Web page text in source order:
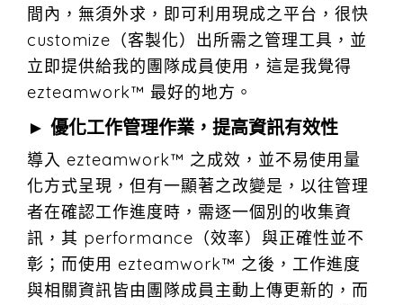
間內，無須外求，即可利用現成之平台，很快
customize（客製化）出所需之管理工具，並
立即提供給我的團隊成員使用，這是我覺得
ezteamwork™ 最好的地方。
► 優化工作管理作業，提高資訊有效性
導入 ezteamwork™ 之成效，並不易使用量
化方式呈現，但有一顯著之改變是，以往管理
者在確認工作進度時，需逐一個別的收集資
訊，其 performance（效率）與正確性並不
彰；而使用 ezteamwork™ 之後，工作進度
與相關資訊皆由團隊成員主動上傳更新的，而